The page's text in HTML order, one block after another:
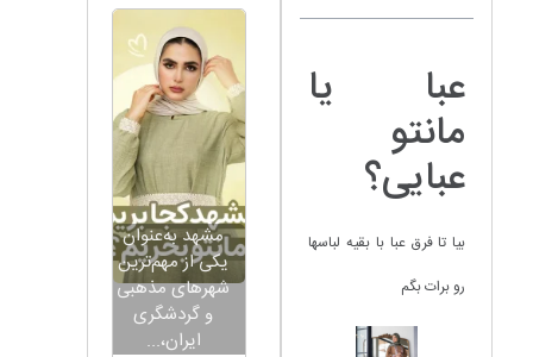
عبا یا
مانتو
عبایی؟
بیا تا فرق عبا با بقیه لباسها
رو برات بگم
مشهد به‌عنوان
یکی از مهم‌ترین
شهرهای مذهبی
و گردشگری
ایران،...